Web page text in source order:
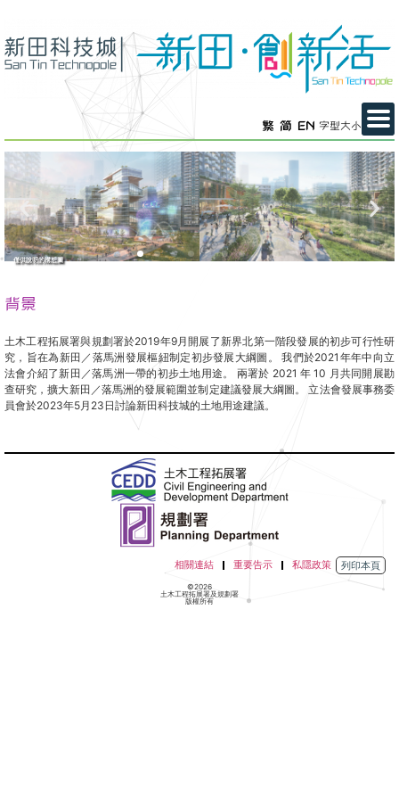
繁 简 EN 字型大小
僅供說明的構想圖
背景
土木工程拓展署與規劃署於2019年9月開展了新界北第一階段發展的初步可行性研
究，旨在為新田／落馬洲發展樞紐制定初步發展大綱圖。 我們於2021年年中向立
法會介紹了新田／落馬洲一帶的初步土地用途。 兩署於 2021 年 10 月共同開展勘
查研究，擴大新田／落馬洲的發展範圍並制定建議發展大綱圖。 立法會發展事務委
員會於2023年5月23日討論新田科技城的土地用途建議。
相關連結 重要告示 私隱政策 列印本頁
©2026
土木工程拓展署及規劃署
版權所有